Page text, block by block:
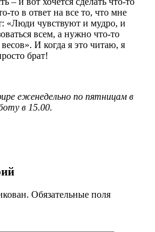
то в ответ на все то, что мне
«Люди чувствуют и мудро, и
всем, а нужно что-то
И когда я это читаю, я
брат!
еженедельно по пятницам в
в 15.00.
Обязательные поля